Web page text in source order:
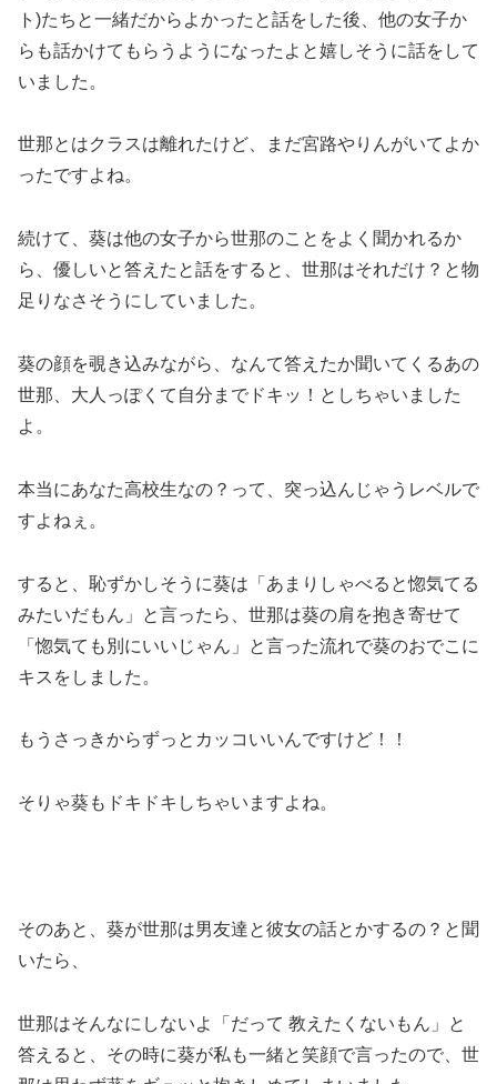
ト)たちと一緒だからよかったと話をした後、他の女子か
らも話かけてもらうようになったよと嬉しそうに話をして
いました。
世那とはクラスは離れたけど、まだ宮路やりんがいてよか
ったですよね。
続けて、葵は他の女子から世那のことをよく聞かれるか
ら、優しいと答えたと話をすると、世那はそれだけ？と物
足りなさそうにしていました。
葵の顔を覗き込みながら、なんて答えたか聞いてくるあの
世那、大人っぽくて自分までドキッ！としちゃいました
よ。
本当にあなた高校生なの？って、突っ込んじゃうレベルで
すよねぇ。
すると、恥ずかしそうに葵は「あまりしゃべると惚気てる
みたいだもん」と言ったら、世那は葵の肩を抱き寄せて
「惚気ても別にいいじゃん」と言った流れで葵のおでこに
キスをしました。
もうさっきからずっとカッコいいんですけど！！
そりゃ葵もドキドキしちゃいますよね。
そのあと、葵が世那は男友達と彼女の話とかするの？と聞
いたら、
世那はそんなにしないよ「だって 教えたくないもん」と
答えると、その時に葵が私も一緒と笑顔で言ったので、世